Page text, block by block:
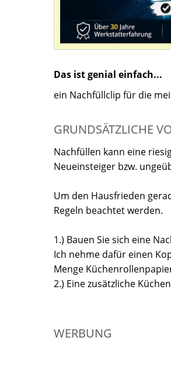
Das ist genial einfach...
ein Nachfüllclip für die
GRUNDSÄTZLICHE
Nachfüllen kann eine
Neueinsteiger bzw.
Um den Hausfrieden
Regeln beachtet werden.
1.) Bauen Sie sich eine
Ich nehme dafür einen
Menge
2.) Eine zusätzliche
WERBUNG